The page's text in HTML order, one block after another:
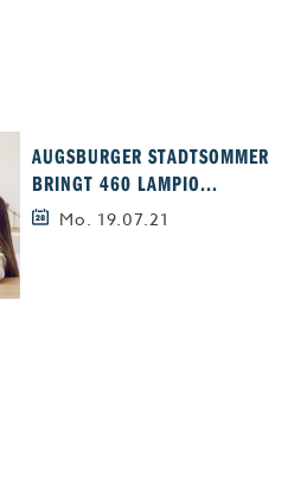
AUGSBURGER STADTSOMMER
BRINGT 460 LAMPIO...
Mo. 19.07.21